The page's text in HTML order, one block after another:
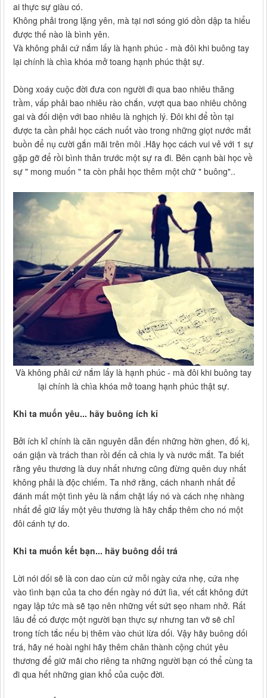
ai thực sự giàu có.
Không phải trong lặng yên, mà tại nơi sóng gió dồn dập ta hiểu
được thế nào là bình yên.
Và không phải cứ nắm lấy là hạnh phúc - mà đôi khi buông tay
lại chính là chìa khóa mở toang hạnh phúc thật sự.
Dòng xoáy cuộc đời đưa con người đi qua bao nhiêu thăng
trầm, vấp phải bao nhiêu rào chắn, vượt qua bao nhiêu chông
gai và đối diện với bao nhiêu là nghịch lý. Đôi khi để tồn tại
được ta cần phải học cách nuốt vào trong những giọt nước mắt
buồn để nụ cười gắn mãi trên môi .Hãy học cách vui vẻ với 1 sự
gặp gỡ để rồi bình thản trước một sự ra đi. Bên cạnh bài học về
sự " mong muốn " ta còn phải học thêm một chữ " buông"..
Và không phải cứ nắm lấy là hạnh phúc - mà đôi khi buông tay
lại chính là chìa khóa mở toang hạnh phúc thật sự.
Khi ta muốn yêu... hãy buông ích kỉ
Bởi ích kỉ chính là căn nguyên dẫn đến những hờn ghen, đố kị,
oán giận và trách than rồi đến cả chia ly và nước mắt. Ta biết
rằng yêu thương là duy nhất nhưng cũng đừng quên duy nhất
không phải là độc chiếm. Ta nhớ rằng, cách nhanh nhất để
đánh mất một tình yêu là nắm chặt lấy nó và cách nhẹ nhàng
nhất để giữ lấy một yêu thương là hãy chắp thêm cho nó một
đôi cánh tự do.
Khi ta muốn kết bạn... hãy buông dối trá
Lời nói dối sẽ là con dao cùn cứ mỗi ngày cứa nhẹ, cứa nhẹ
vào tình bạn của ta cho đến ngày nó đứt lìa, vết cắt không đứt
ngay lập tức mà sẽ tạo nên những vết sứt sẹo nham nhở. Rất
lâu để có được một người bạn thực sự nhưng tan vỡ sẽ chỉ
trong tích tắc nếu bị thêm vào chút lừa dối. Vậy hãy buông dối
trá, hãy né hoài nghi hãy thêm chân thành cộng chút yêu
thương để giữ mãi cho riêng ta những người bạn có thể cùng ta
đi qua hết những gian khổ của cuộc đời.